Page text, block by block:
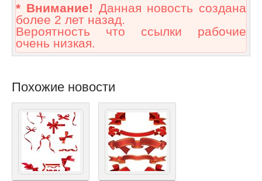
* Внимание! Данная новость создана
более 2 лет назад.
Вероятность что ссылки рабочие
очень низкая.
Похожие новости